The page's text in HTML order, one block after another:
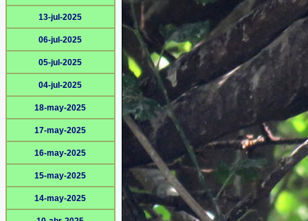
13-jul-2025
06-jul-2025
05-jul-2025
04-jul-2025
18-may-2025
17-may-2025
16-may-2025
15-may-2025
14-may-2025